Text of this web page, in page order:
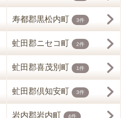
寿都郡黒松内町 3件
虻田郡ニセコ町 2件
虻田郡喜茂別町 1件
虻田郡倶知安町 3件
岩内郡岩内町 4件